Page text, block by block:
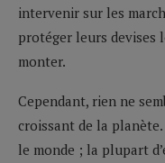
intervenir sur les
protéger leurs devises
monter.
Cependant, rien ne
croissant de la
le monde ; la plupart